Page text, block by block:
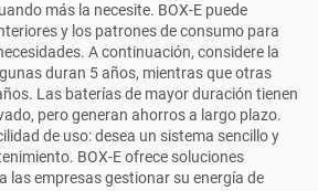
más la necesite. BOX-E puede
y los patrones de consumo para
A continuación, considere la
duran 5 años, mientras que otras
Las baterías de mayor duración tienen
pero generan ahorros a largo plazo.
de uso: desea un sistema sencillo y
BOX-E ofrece soluciones
las empresas gestionar su energía de